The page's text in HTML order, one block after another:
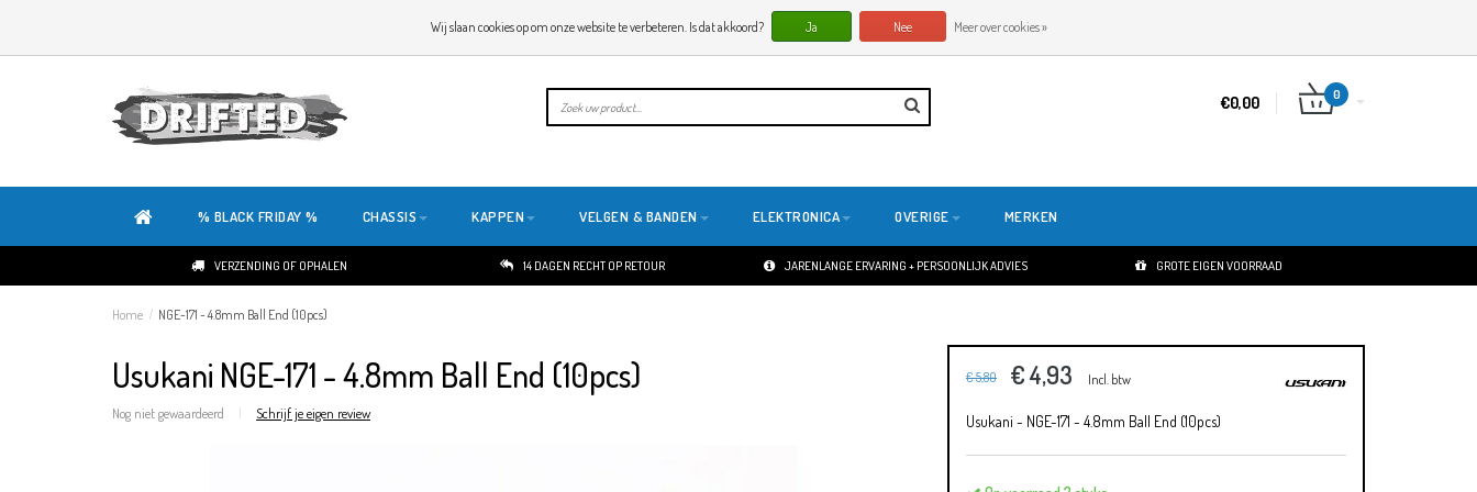
ONZE SITE IS HELEMAAL NIEUW. HEB JE TIPS OF FEEDBACK, KLIK HIER
€0,00 0
% BLACK FRIDAY % CHASSIS KAPPEN VELGEN & BANDEN ELEKTRONICA OVERIGE MERKEN
VERZENDING OF OPHALEN 14 DAGEN RECHT OP RETOUR JARENLANGE ERVARING + PERSOONLIJK ADVIES GROTE EIGEN VOORRAAD
Home / NGE-171 - 4.8mm Ball End (10pcs)
Usukani NGE-171 - 4.8mm Ball End (10pcs)
Nog niet gewaardeerd | Schrijf je eigen review
€ 5,80 € 4,93 Incl. btw
Usukani - NGE-171 - 4.8mm Ball End (10pcs)
Wij slaan cookies op om onze website te verbeteren. Is dat akkoord? Ja Nee Meer over cookies »